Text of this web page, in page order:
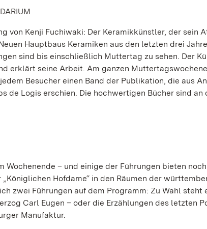
von Kenji Fuchiwaki: Der Keramikkünstler, der sein
Hauptbaus Keramiken aus den letzten drei
sind bis einschließlich Muttertag zu sehen. Der
erklärt seine Arbeit. Am ganzen
Besucher einen Band der Publikation, die aus
de Logis erschien. Die hochwertigen Bücher sind an
– und einige der Führungen bieten
Hofdame“ in den Räumen der
zwei Führungen auf dem Programm: Zu Wahl steht
Carl Eugen – oder die Erzählungen des letzten
Manufaktur.